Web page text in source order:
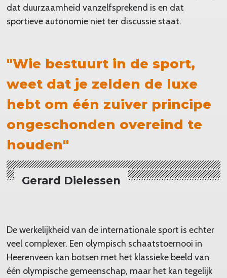
dat duurzaamheid vanzelfsprekend is en dat
sportieve autonomie niet ter discussie staat.
"Wie bestuurt in de sport,
weet dat je zelden de luxe
hebt om één zuiver principe
ongeschonden overeind te
houden"
Gerard Dielessen
De werkelijkheid van de internationale sport is echter
veel complexer. Een olympisch schaatstoernooi in
Heerenveen kan botsen met het klassieke beeld van
één olympische gemeenschap, maar het kan tegelijk